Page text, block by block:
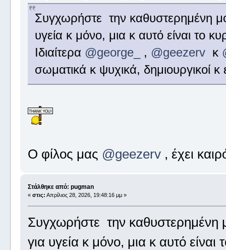
Συγχωρήστε την καθυστερημένη
υγεία κ μόνο, μια κ αυτό είναι το
Ιδιαίτερα @george_ , @geezervκ
σωματικά κ ψυχικά, δημιουργικοί κ
Ο φίλος μας @geezerv, έχει
Στάλθηκε από: pugman
« στις: Απρίλιος 28, 2026, 19:48:16 μμ »
Συγχωρήστε την καθυστερημένη
για υγεία κ μόνο, μια κ αυτό είναι